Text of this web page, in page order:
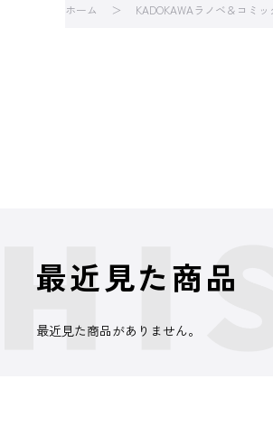
ホーム
KADOKAWAラノベ＆コミ
最近見た商品
最近見た商品がありません。